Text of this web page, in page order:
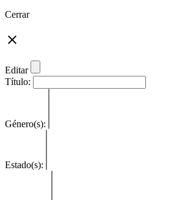
Cerrar
Editar
Título:
Género(s):
Estado(s):